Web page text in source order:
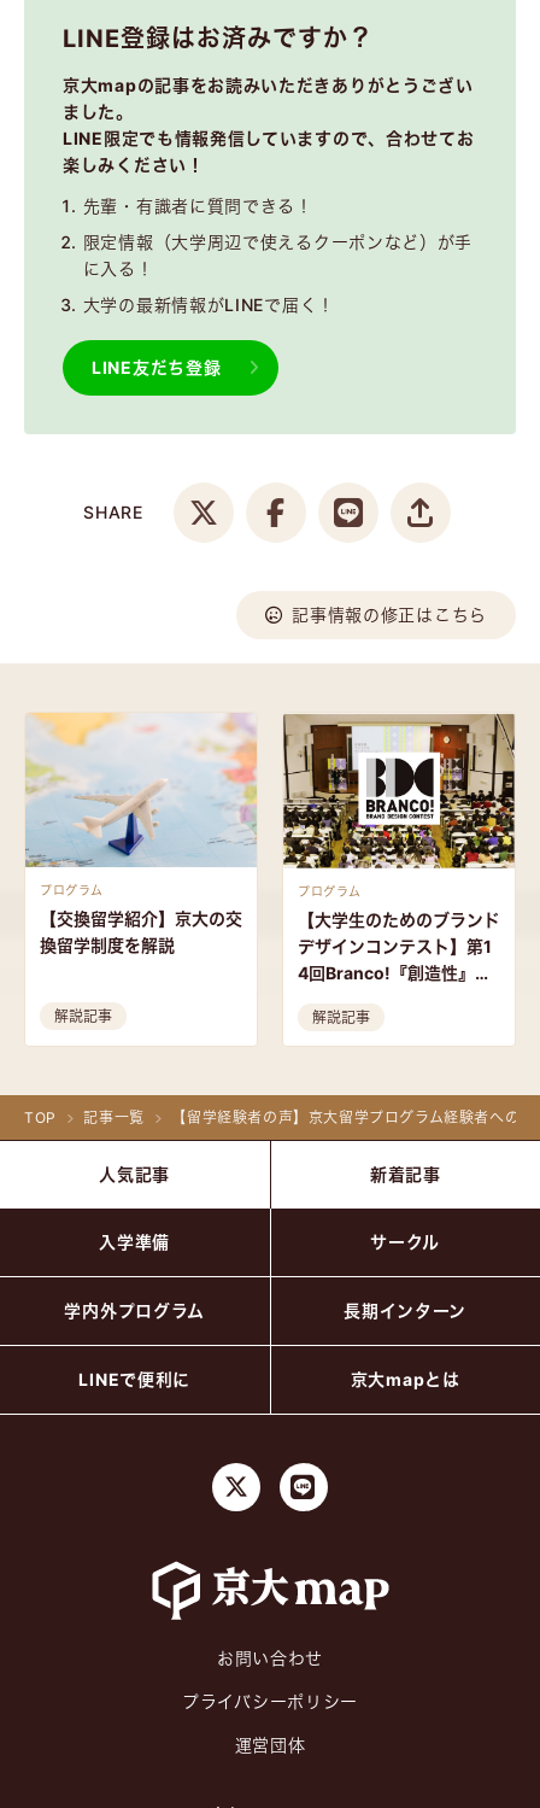
LINE登録はお済みですか？
京大mapの記事をお読みいただきありがとうござい
ました。
LINE限定でも情報発信していますので、合わせてお
楽しみください！
先輩・有識者に質問できる！
限定情報（大学周辺で使えるクーポンなど）が手
に入る！
大学の最新情報がLINEで届く！
LINE友だち登録
SHARE
記事情報の修正はこちら
プログラム
【交換留学紹介】京大の交
換留学制度を解説
解説記事
プログラム
【大学生のためのブランド
デザインコンテスト】第1
4回Branco!『創造性』開
催のご案内
解説記事
TOP 記事一覧 【留学経験者の声】京大留学プログラム経験者への
人気記事 新着記事
入学準備 サークル
学内外プログラム 長期インターン
LINEで便利に 京大mapとは
お問い合わせ
プライバシーポリシー
運営団体